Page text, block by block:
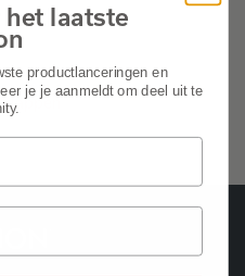
het laatste
productlanceringen en
je je aanmeldt om deel uit te